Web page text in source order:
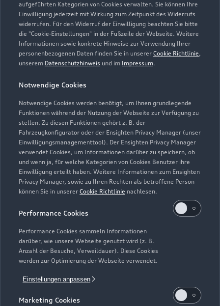
aufgeführten Kategorien von Cookies verwalten. Sie können Ihre
Einwilligung jederzeit mit Wirkung zum Zeitpunkt des Widerrufs
widerrufen. Für den Widerruf der Einwilligung beachten Sie bitte
die "Cookie-Einstellungen" in der Fußzeile der Webseite. Weitere
Informationen sowie konkrete Hinweise zur Verwendung Ihrer
personenbezogenen Daten finden Sie in unserer Cookie Richtlinie,
unserem Datenschutzhinweis und im Impressum.
Notwendige Cookies
Notwendige Cookies werden benötigt, um Ihnen grundlegende
Funktionen während der Nutzung der Webseite zur Verfügung zu
stellen. Zu diesen Funktionen gehört z. B. der
Fahrzeugkonfigurator oder der Ensighten Privacy Manager (unser
Einwilligungsmanagementtool). Der Ensighten Privacy Manager
verwendet Cookies, um Informationen darüber zu speichern, ob
und wenn ja, für welche Kategorien von Cookies Benutzer ihre
Einwilligung erteilt haben. Weitere Informationen zum Ensighten
Privacy Manager, sowie zu Ihren Rechten als betroffene Person
können Sie in unserer Cookie Richtlinie nachlesen.
Performance Cookies
Performance Cookies sammeln Informationen
darüber, wie unsere Webseite genutzt wird (z. B.
Anzahl der Besuche, Verweildauer). Diese Cookies
werden zur Optimierung der Webseite verwendet.
Einstellungen anpassen
Marketing Cookies
Verkauf
Geschlossen, öffnet am Montag 09:00
Service
Geschlossen,öffnet amMontag 07:15
Teile- & Zubehörverkauf
Geschlossen,öffnet am Montag 07:45
Zurück nach oben
Modelle
Elektromodelle
Plug-in-Hybride
Neuwagensuche
Gebrauchtwagensuche
Service & Zubehör
Saisonale Angebote
Audi Services
Garantie
Support
Über Audi